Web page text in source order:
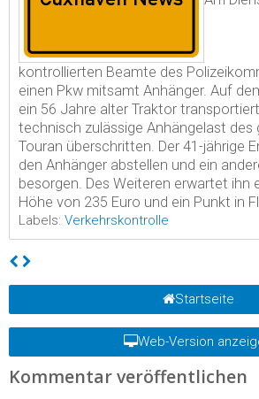
kontrollierten Beamte des
einen Pkw mitsamt Anhänger. Auf
ein 56 Jahre alter Traktor
technisch zulässige Anhängelast des
Touran überschritten. Der 41-jährige
den Anhänger abstellen und ein
besorgen. Des Weiteren erwartet ihn
Höhe von 235 Euro und ein Punkt in
Labels: Verkehrskontrolle
Startseite
Web-Version
Kommentar veröffentlichen